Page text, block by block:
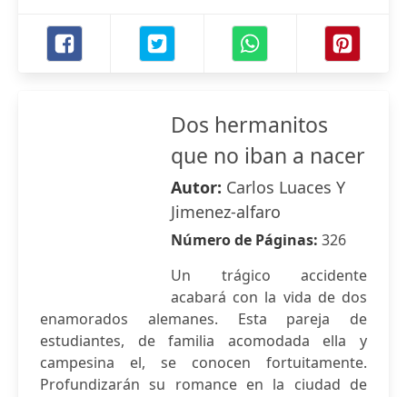
Dos hermanitos
que no iban a nacer
Autor: Carlos Luaces Y
Jimenez-alfaro
Número de Páginas: 326
Un trágico accidente
acabará con la vida de dos
enamorados alemanes. Esta pareja de
estudiantes, de familia acomodada ella y
campesina el, se conocen fortuitamente.
Profundizarán su romance en la ciudad de